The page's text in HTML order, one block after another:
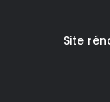
Site